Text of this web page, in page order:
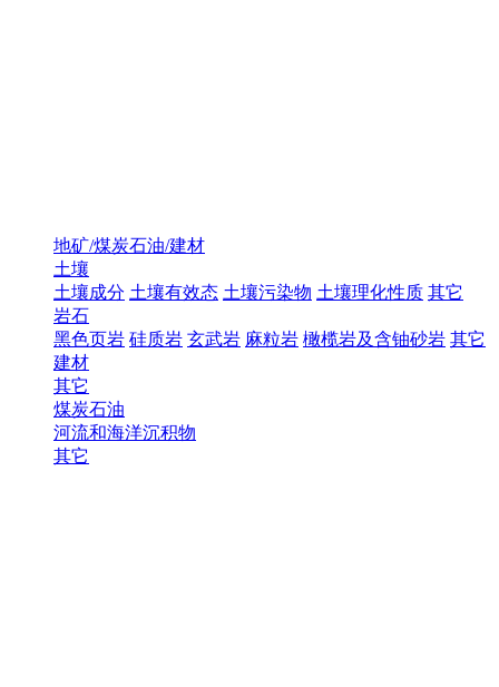
地矿/煤炭石油/建材
土壤
土壤成分 土壤有效态 土壤污染物 土壤理化性质 其它
岩石
黑色页岩 硅质岩 玄武岩 麻粒岩 橄榄岩及含铀砂岩 其它
建材
其它
煤炭石油
河流和海洋沉积物
其它